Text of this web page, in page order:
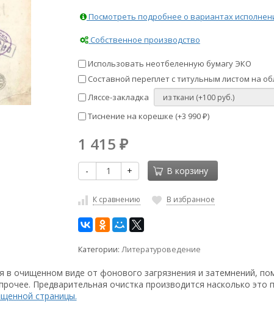
Посмотреть подробнее о вариантах
Собственное производство
Использовать неотбеленную бумагу ЭКО
Составной переплет с титульным листом на
Ляссе-закладка
Тиснение на корешке (+3 990 ₽)
1 415 ₽
- + В корзину
К сравнению В избранное
Категории: Литературоведение
в очищенном виде от фонового загрязнения и затемнений,
Предварительная очистка производится насколько это
страницы.